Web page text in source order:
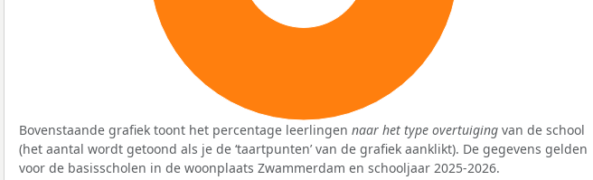
Bovenstaande grafiek toont het percentage leerlingen naar het type overtuiging van de school
(het aantal wordt getoond als je de ‘taartpunten’ van de grafiek aanklikt). De gegevens gelden
voor de basisscholen in de woonplaats Zwammerdam en schooljaar 2025-2026.